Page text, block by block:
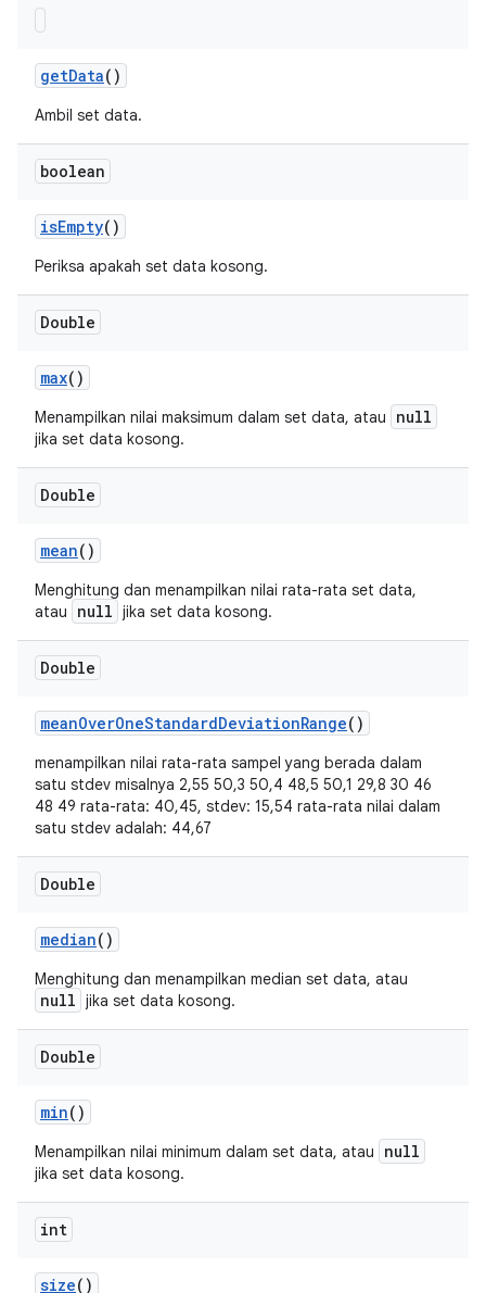
getData()
Ambil set data.
boolean
isEmpty()
Periksa apakah set data kosong.
Double
max()
Menampilkan nilai maksimum dalam set data, atau null
jika set data kosong.
Double
mean()
Menghitung dan menampilkan nilai rata-rata set data,
atau
null jika set data kosong.
Double
meanOverOneStandardDeviationRange()
menampilkan nilai rata-rata sampel yang berada dalam
satu stdev misalnya 2,55 50,3 50,4 48,5 50,1 29,8 30 46
48 49 rata-rata: 40,45, stdev: 15,54 rata-rata nilai dalam
satu stdev adalah: 44,67
Double
median()
Menghitung dan menampilkan median set data, atau
null jika set data kosong.
Double
min()
Menampilkan nilai minimum dalam set data, atau null
jika set data kosong.
int
size()